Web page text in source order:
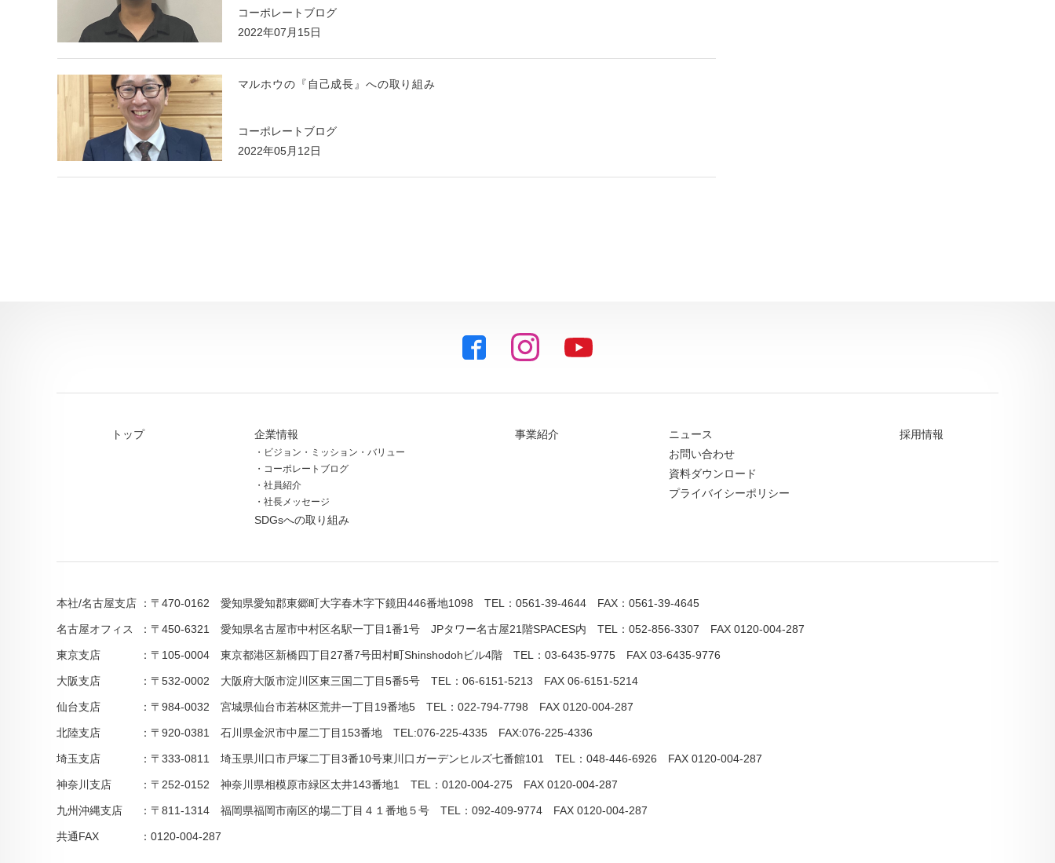
コーポレートブログ
2022年07月15日
マルホウの『自己成長』への取り組み
コーポレートブログ
2022年05月12日
トップ 企業情報
ビジョン・ミッション・バリュー
コーポレートブログ
社員紹介
社長メッセージ
SDGsへの取り組み
事業紹介
ニュース
お問い合わせ
資料ダウンロード
プライバイシーポリシー
採用情報
本社/名古屋支店 〒470-0162 愛知県愛知郡東郷町大字春木字下鏡田446番地1098 TEL：0561-39-4644 FAX：0561-39-4645
名古屋オフィス 〒450-6321 愛知県名古屋市中村区名駅一丁目1番1号 JPタワー名古屋21階SPACES内 TEL：052-856-3307 FAX 0120-004-287
東京支店 〒105-0004 東京都港区新橋四丁目27番7号田村町Shinshodohビル4階 TEL：03-6435-9775 FAX 03-6435-9776
大阪支店 〒532-0002 大阪府大阪市淀川区東三国二丁目5番5号 TEL：06-6151-5213 FAX 06-6151-5214
仙台支店 〒984-0032 宮城県仙台市若林区荒井一丁目19番地5 TEL：022-794-7798 FAX 0120-004-287
北陸支店 〒920-0381 石川県金沢市中屋二丁目153番地 TEL:076-225-4335 FAX:076-225-4336
埼玉支店 〒333-0811 埼玉県川口市戸塚二丁目3番10号東川口ガーデンヒルズ七番館101 TEL：048-446-6926 FAX 0120-004-287
神奈川支店 〒252-0152 神奈川県相模原市緑区太井143番地1 TEL：0120-004-275 FAX 0120-004-287
九州沖縄支店 〒811-1314 福岡県福岡市南区的場二丁目４１番地５号 TEL：092-409-9774 FAX 0120-004-287
共通FAX 0120-004-287